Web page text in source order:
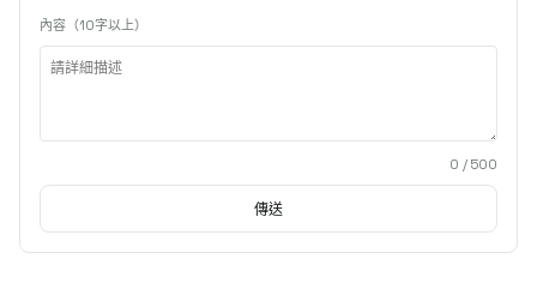
內容（10字以上）
0 / 500
傳送